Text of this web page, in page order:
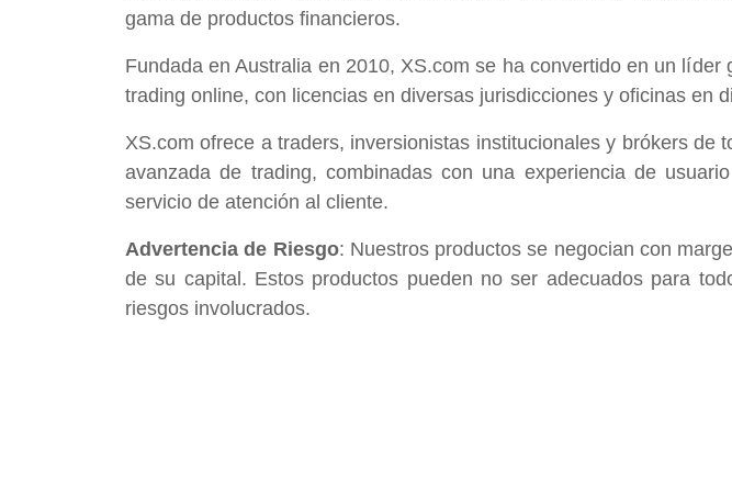
gama de productos financieros.
Fundada en Australia en 2010, XS.com se ha convertido en un
trading online, con licencias en diversas jurisdicciones y oficinas en
XS.com ofrece a traders, inversionistas institucionales y brókers
avanzada de trading, combinadas con una experiencia de
servicio de atención al cliente.
Advertencia de Riesgo: Nuestros productos se negocian con
de su capital. Estos productos pueden no ser adecuados para
riesgos involucrados.